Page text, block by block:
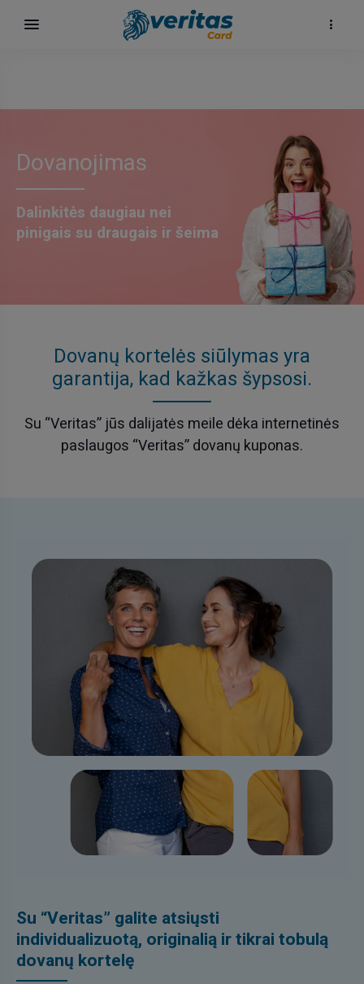
Dovanojimas
Dalinkitės daugiau nei
pinigais su draugais ir šeima
Dovanų kortelės siūlymas yra
garantija, kad kažkas šypsosi.
Su “Veritas” jūs dalijatės meile dėka internetinės
paslaugos “Veritas” dovanų kuponas.
Su “Veritas” galite atsiųsti
individualizuotą, originalią ir tikrai tobulą
dovanų kortelę